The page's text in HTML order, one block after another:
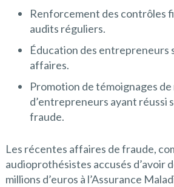
Renforcement des contrôles
audits réguliers.
Éducation des entrepreneurs
affaires.
Promotion de témoignages
d’entrepreneurs ayant réussi
fraude.
Les récentes affaires de fraude,
audioprothésistes accusés d’avoir
millions d’euros à l’Assurance